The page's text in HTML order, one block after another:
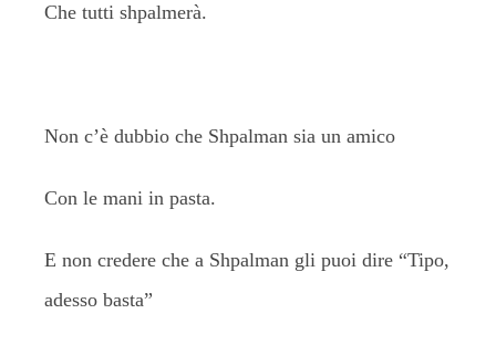
Che tutti shpalmerà.
Non c’è dubbio che Shpalman sia un amico
Con le mani in pasta.
E non credere che a Shpalman gli puoi dire “Tipo,
adesso basta”